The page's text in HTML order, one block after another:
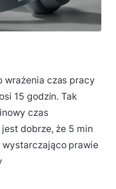
wrażenia czas pracy
15 godzin. Tak
czas
jest dobrze, że 5 min
wystarczająco prawie